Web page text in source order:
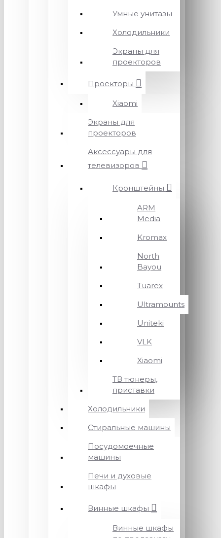
Умные унитазы
Холодильники
Экраны для
проекторов
Проекторы
Xiaomi
Экраны для
проекторов
Аксессуары для
телевизоров
Кронштейны
ARM
Media
Kromax
North
Bayou
Tuarex
Ultramounts
Uniteki
VLK
Xiaomi
ТВ тюнеры,
приставки
Холодильники
Стиральные машины
Посудомоечные
машины
Печи и духовые
шкафы
Винные шкафы
Винные шкафы